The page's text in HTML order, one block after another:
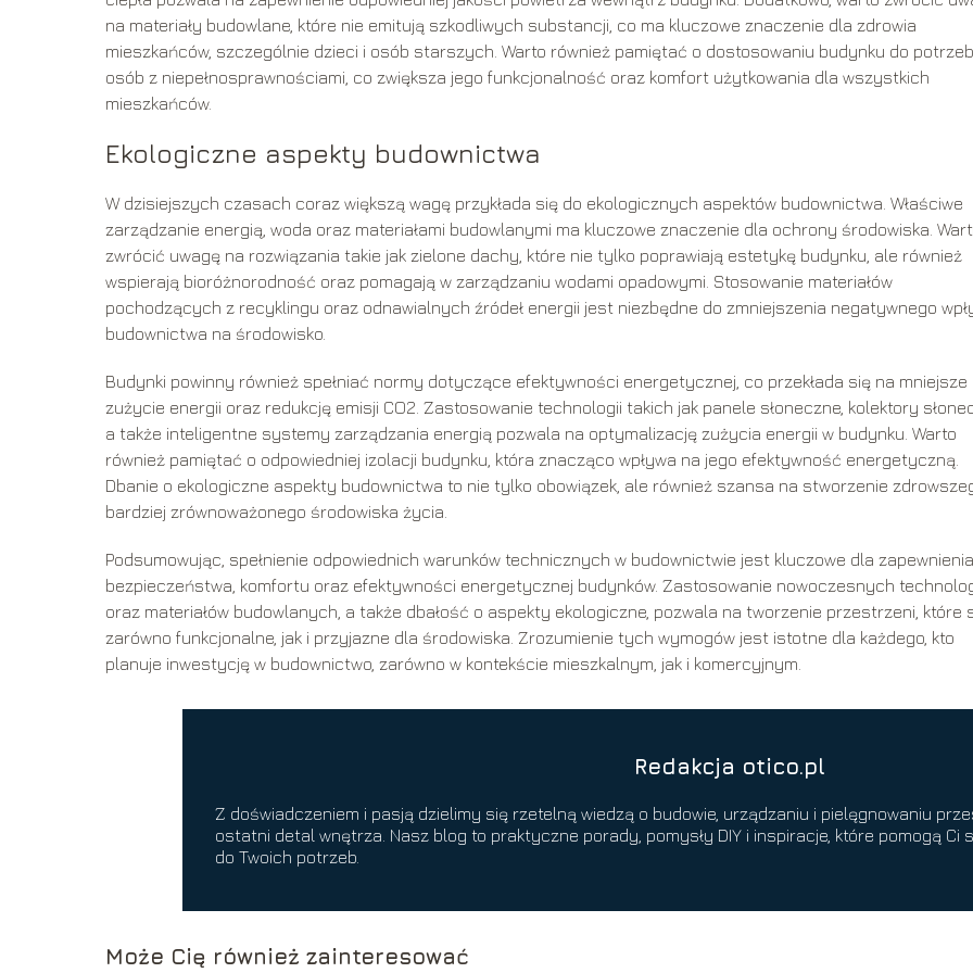
na materiały budowlane, które nie emitują szkodliwych substancji, co ma kluczowe znaczenie dla zdrowia
mieszkańców, szczególnie dzieci i osób starszych. Warto również pamiętać o dostosowaniu budynku do potrzeb
osób z niepełnosprawnościami, co zwiększa jego funkcjonalność oraz komfort użytkowania dla wszystkich
mieszkańców.
Ekologiczne aspekty budownictwa
W dzisiejszych czasach coraz większą wagę przykłada się do ekologicznych aspektów budownictwa. Właściwe
zarządzanie energią, woda oraz materiałami budowlanymi ma kluczowe znaczenie dla ochrony środowiska.
zwrócić uwagę na rozwiązania takie jak zielone dachy, które nie tylko poprawiają estetykę budynku, ale również
wspierają bioróżnorodność oraz pomagają w zarządzaniu wodami opadowymi. Stosowanie materiałów
pochodzących z recyklingu oraz odnawialnych źródeł energii jest niezbędne do zmniejszenia negatywnego
budownictwa na środowisko.
Budynki powinny również spełniać normy dotyczące efektywności energetycznej, co przekłada się na mniejsze
zużycie energii oraz redukcję emisji CO2. Zastosowanie technologii takich jak panele słoneczne, kolektory
a także inteligentne systemy zarządzania energią pozwala na optymalizację zużycia energii w budynku. Warto
również pamiętać o odpowiedniej izolacji budynku, która znacząco wpływa na jego efektywność energetyczną.
Dbanie o ekologiczne aspekty budownictwa to nie tylko obowiązek, ale również szansa na stworzenie
bardziej zrównoważonego środowiska życia.
Podsumowując, spełnienie odpowiednich warunków technicznych w budownictwie jest kluczowe dla zapewnienia
bezpieczeństwa, komfortu oraz efektywności energetycznej budynków. Zastosowanie nowoczesnych
oraz materiałów budowlanych, a także dbałość o aspekty ekologiczne, pozwala na tworzenie przestrzeni, które
zarówno funkcjonalne, jak i przyjazne dla środowiska. Zrozumienie tych wymogów jest istotne dla każdego, kto
planuje inwestycję w budownictwo, zarówno w kontekście mieszkalnym, jak i komercyjnym.
Redakcja otico.pl
Z doświadczeniem i pasją dzielimy się rzetelną wiedzą o budowie, urządzaniu i pielęgnowaniu
ostatni detal wnętrza. Nasz blog to praktyczne porady, pomysły DIY i inspiracje, które pomogą
do Twoich potrzeb.
Może Cię również zainteresować